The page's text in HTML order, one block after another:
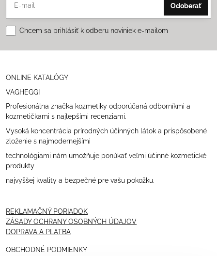
Odoberať
Chcem sa prihlásiť k odberu noviniek e-mailom
ONLINE KATALÓGY
VAGHEGGI
Profesionálna značka kozmetiky odporúčaná odborníkmi a
kozmetičkami s najlepšími recenziami.
Vysoká koncentrácia prírodných účinných látok a prispôsobené
zloženie s najmodernejšími
technológiami nám umožňuje ponúkať veľmi účinné kozmetické
produkty
najvyššej kvality a bezpečné pre vašu pokožku.
REKLAMAČNÝ PORIADOK
ZÁSADY OCHRANY OSOBNÝCH ÚDAJOV
DOPRAVA A PLATBA
OBCHODNÉ PODMIENKY